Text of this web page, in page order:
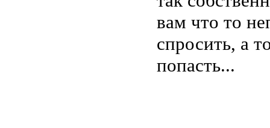
вам что то
спросить, а
попасть...